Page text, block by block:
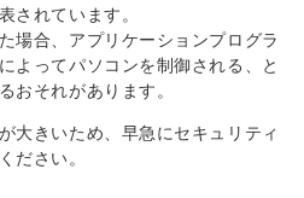
されています。
場合、アプリケーションプログラ
よってパソコンを制御される、と
おそれがあります。
大きいため、早急にセキュリティ
ださい。